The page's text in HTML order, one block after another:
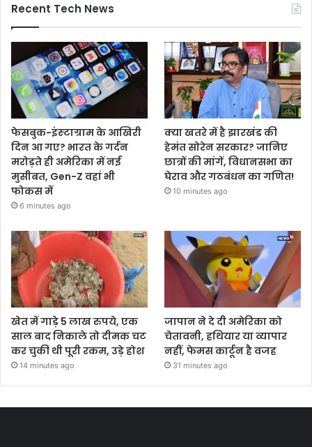
Recent Tech News
फेसबुक-इंस्‍टाग्राम के आख‍िरी
द‍िन आ गए? भारत के गर्दन
मरोड़ते ही अमेर‍िका में नई
मुसीबत, Gen-Z वहां भी
फोकस में
6 minutes ago
क्या खतरे में है झारखंड की
हेमंत सोरेन सरकार? जानिए
छात्रों की मांगें, विधानसभा का
घेराव और गठबंधन का गणित!
10 minutes ago
खेत में गाड़े 5 लाख रुपये, एक
साल बाद निकाले तो दीमक चट
कर चुकी थी पूरी रकम, उड़े होश
14 minutes ago
जापान ने दे दी अमेरिका को
चेतावनी, हथियार या व्यापार
नहीं, फेमस कार्टून है वजह
31 minutes ago